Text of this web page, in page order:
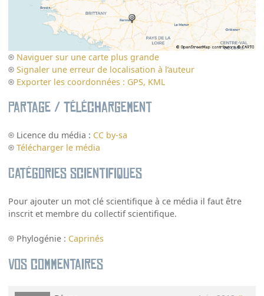
Naviguer sur une carte plus grande
Signaler une erreur de localisation à l’auteur
Exporter les coordonnées : GPS, KML
Partage / Téléchargement
Licence du média : CC by-sa
Télécharger le média
Catégories scientifiques
Pour ajouter un mot clé scientifique à ce média il faut être
inscrit et membre du collectif scientifique.
Phylogénie : Caprinés
Vos commentaires